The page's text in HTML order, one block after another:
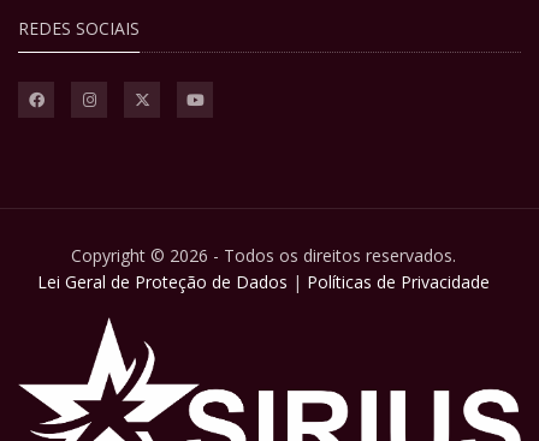
REDES SOCIAIS
Copyright © 2026 - Todos os direitos reservados.
Lei Geral de Proteção de Dados | Políticas de Privacidade